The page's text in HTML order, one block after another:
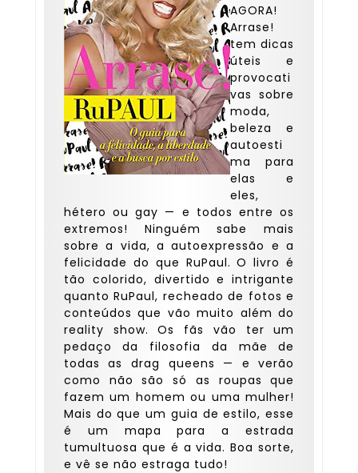
AGORA!
Arrase!
tem dicas
úteis e
provocati
vas sobre
moda,
beleza e
autoesti
ma para
elas e
eles,
hétero ou gay — e todos entre os
extremos! Ninguém sabe mais
sobre a vida, a autoexpressão e a
felicidade do que RuPaul. O livro é
tão colorido, divertido e intrigante
quanto RuPaul, recheado de fotos e
conteúdos que vão muito além do
reality show. Os fãs vão ter um
pedaço da filosofia da mãe de
todas as drag queens — e verão
como não são só as roupas que
fazem um homem ou uma mulher!
Mais do que um guia de estilo, esse
é um mapa para a estrada
tumultuosa que é a vida. Boa sorte,
e vê se não estraga tudo!